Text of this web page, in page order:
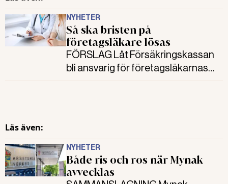
NYHETER
Så ska bristen på
företagsläkare lösas
FÖRSLAG Låt Försäkringskassan
bli ansvarig för företagsläkarnas
Läs även:
NYHETER
Både ris och ros när Mynak
avvecklas